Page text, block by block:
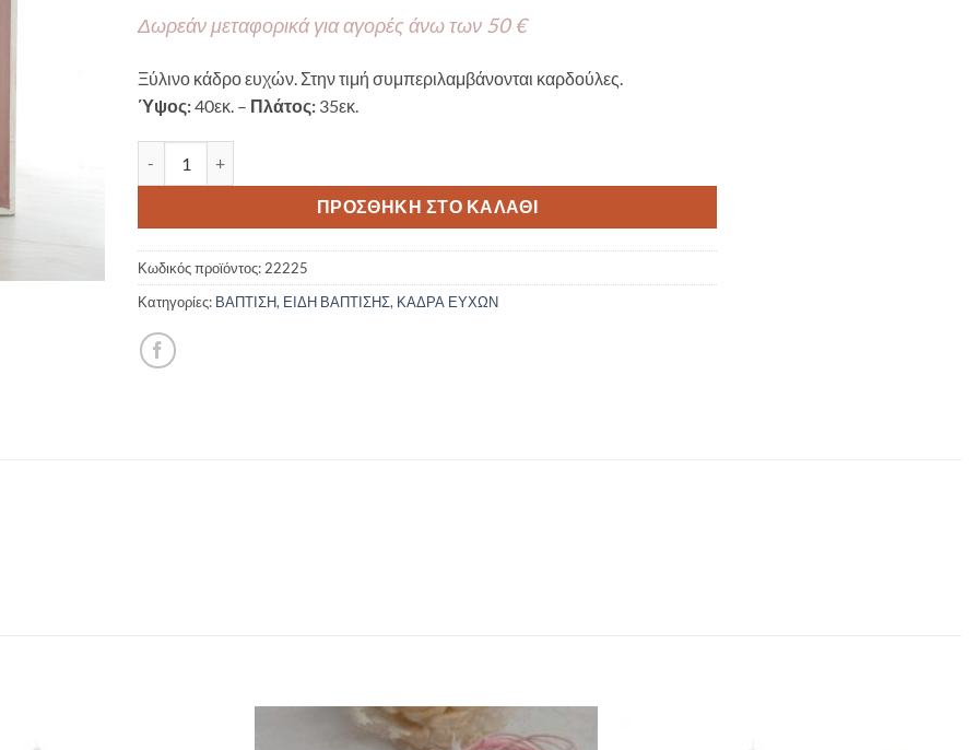
Δωρεάν μεταφορικά για αγορές άνω των 50 €
Ξύλινο κάδρο ευχών. Στην τιμή συμπεριλαμβάνονται καρδούλες.
Ύψος:40εκ. – Πλάτος: 35εκ.
ΠΡΟΣΘΉΚΗ ΣΤΟ ΚΑΛΆΘΙ
Κωδικός προϊόντος:22225
Κατηγορίες: ΒΑΠΤΙΣΗ, ΕΙΔΗ ΒΑΠΤΙΣΗΣ, ΚΑΔΡΑ ΕΥΧΩΝ